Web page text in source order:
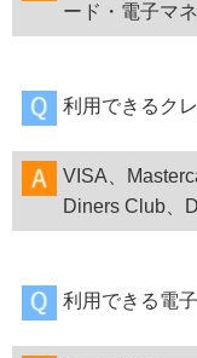
ード・電子マ
利用できるク
VISA、
Diners Club、
利用できる電